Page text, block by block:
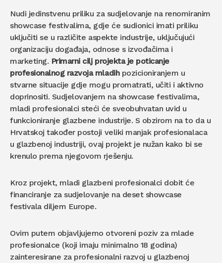
Nudi jedinstvenu priliku za sudjelovanje na renomiranim
showcase festivalima, gdje će sudionici imati priliku
uključiti se u različite aspekte industrije, uključujući
organizaciju događaja, odnose s izvođačima i
marketing. Primarni cilj projekta je poticanje
profesionalnog razvoja mladihpozicioniranjem u
stvarne situacije gdje mogu promatrati, učiti i aktivno
doprinositi. Sudjelovanjem na showcase festivalima,
mladi profesionalci steći će sveobuhvatan uvid u
funkcioniranje glazbene industrije. S obzirom na to da u
Hrvatskoj također postoji veliki manjak profesionalaca
u glazbenoj industriji, ovaj projekt je nužan kako bi se
krenulo prema njegovom rješenju.
Kroz projekt, mladi glazbeni profesionalci dobit će
financiranje za sudjelovanje na deset showcase
festivala diljem Europe.
Ovim putem objavljujemo otvoreni poziv za mlade
profesionalce (koji imaju minimalno 18 godina)
zainteresirane za profesionalni razvoj u glazbenoj